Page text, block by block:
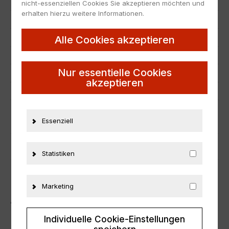
1:72
Herstellernummer 3316229
ZUSÄTZLICHE INFORMATIONEN
ÄHNLICHE PRODUKTE
nicht-essenziellen Cookies Sie akzeptieren möchten und
erhalten hierzu weitere Informationen.
Alle Cookies akzeptieren
Nur essentielle Cookies
akzeptieren
Essenziell
Statistiken
Marketing
Individuelle Cookie-Einstellungen